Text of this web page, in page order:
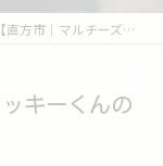
市｜マルチーズのクッキーくんのお見送り】🌸
キーくんの